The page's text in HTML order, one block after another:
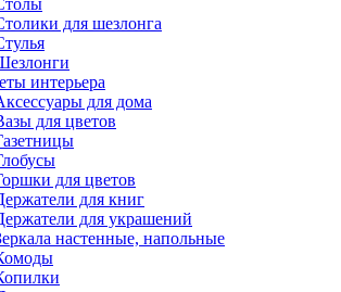
для шезлонга
интерьера
для дома
для цветов
для цветов
для книг
для украшений
настенные, напольные